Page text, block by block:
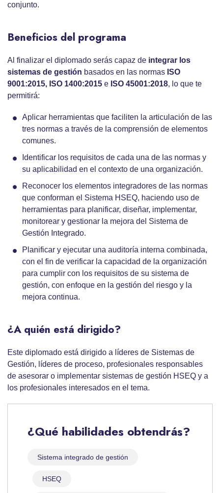
conjunto.
Beneficios del programa
Al finalizar el diplomado serás capaz de integrar los
sistemas de gestión basados en las normas ISO
9001:2015, ISO 1400:2015 e ISO 45001:2018, lo que te
permitirá:
Aplicar herramientas que faciliten la articulación de las
tres normas a través de la comprensión de elementos
comunes.
Identificar los requisitos de cada una de las normas y
su aplicabilidad en el contexto de una organización.
Reconocer los elementos integradores de las normas
que conforman el Sistema HSEQ, haciendo uso de
herramientas para planificar, diseñar, implementar,
monitorear y gestionar la mejora del Sistema de
Gestión Integrado.
Planificar y ejecutar una auditoría interna combinada,
con el fin de verificar la capacidad de la organización
para cumplir con los requisitos de su sistema de
gestión, con enfoque en la gestión del riesgo y la
mejora continua.
¿A quién está dirigido?
Este diplomado está dirigido a líderes de Sistemas de
Gestión, líderes de proceso, profesionales responsables
de asesorar o implementar sistemas de gestión HSEQ y a
los profesionales interesados en el tema.
¿Qué habilidades obtendrás?
Sistema integrado de gestión
HSEQ